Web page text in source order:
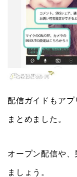
配信ガイドもア
まとめました。
オープン配信や
ましょう。